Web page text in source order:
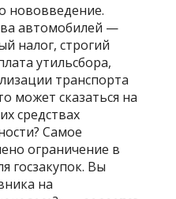
нововведение.
автомобилей —
налог, строгий
утильсбора,
транспорта
может сказаться на
средствах
Самое
ограничение в
госзакупок. Вы
на